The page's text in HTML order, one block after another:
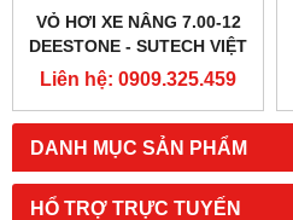
DANH MỤC SẢN PHẨM
HỔ TRỢ TRỰC TUYẾN
VỎ HƠI XE NÂNG 7.00-12
DEESTONE - SUTECH VIỆT
NAM
Liên hệ: 0909.325.459